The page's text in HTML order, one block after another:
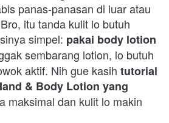
panas-panasan di luar atau
itu tanda kulit lo butuh
simpel: pakai body lotion
sembarang lotion, lo butuh
aktif. Nih gue kasih tutorial
& Body Lotion yang
maksimal dan kulit lo makin